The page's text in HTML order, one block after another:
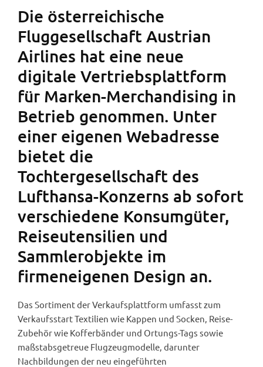
Die österreichische
Fluggesellschaft Austrian
Airlines hat eine neue
digitale Vertriebsplattform
für Marken-Merchandising in
Betrieb genommen. Unter
einer eigenen Webadresse
bietet die
Tochtergesellschaft des
Lufthansa-Konzerns ab sofort
verschiedene Konsumgüter,
Reiseutensilien und
Sammlerobjekte im
firmeneigenen Design an.
Das Sortiment der Verkaufsplattform umfasst zum
Verkaufsstart Textilien wie Kappen und Socken, Reise-
Zubehör wie Kofferbänder und Ortungs-Tags sowie
maßstabsgetreue Flugzeugmodelle, darunter
Nachbildungen der neu eingeführten